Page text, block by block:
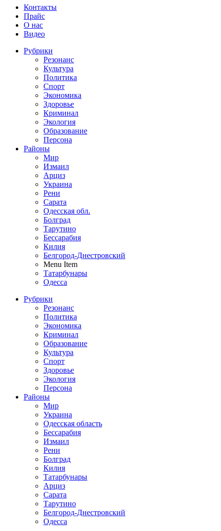
Контакты
Прайс
О нас
Видео
Рубрики
Резонанс
Культура
Политика
Спорт
Экономика
Здоровье
Криминал
Экология
Образование
Персона
Районы
Мир
Измаил
Арциз
Украина
Рени
Сарата
Одесская обл.
Болград
Тарутино
Бессарабия
Килия
Белгород-Днестровский
Menu Item
Татарбунары
Одесса
Рубрики
Резонанс
Политика
Экономика
Криминал
Образование
Культура
Спорт
Здоровье
Экология
Персона
Районы
Мир
Украина
Одесская область
Бессарабия
Измаил
Рени
Болград
Килия
Татарбунары
Арциз
Сарата
Тарутино
Белгород-Днестровский
Одесса